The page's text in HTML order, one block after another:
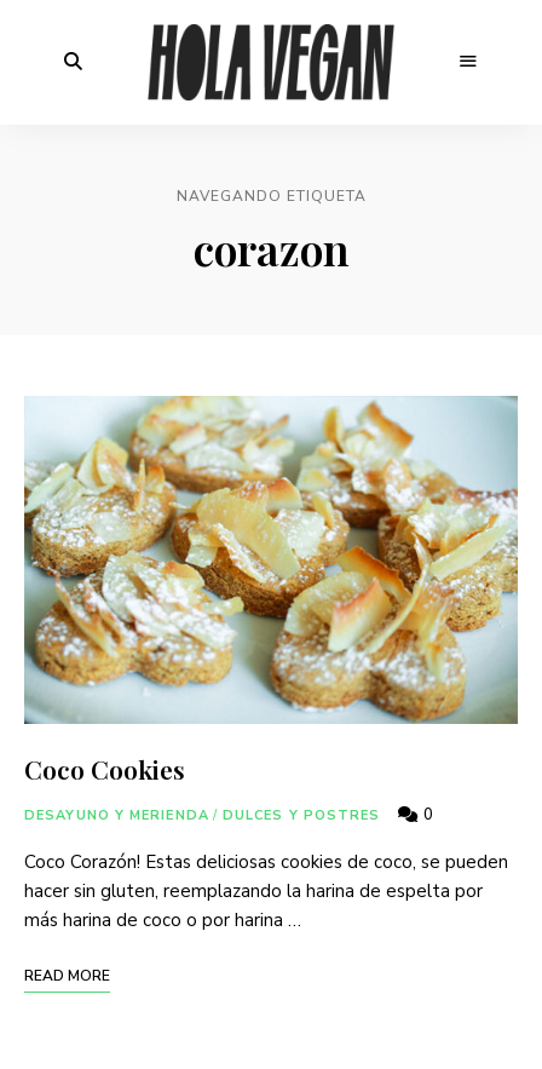
NAVEGANDO ETIQUETA
corazon
Coco Cookies
DESAYUNO Y MERIENDA / DULCES Y POSTRES 0
Coco Corazón! Estas deliciosas cookies de coco, se pueden
hacer sin gluten, reemplazando la harina de espelta por
más harina de coco o por harina …
READ MORE